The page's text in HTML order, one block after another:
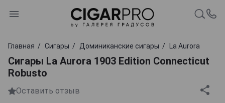
Главная Сигары Доминиканские сигары La Aurora
Сигары La Aurora 1903 Edition Connecticut
Robusto
Оставить отзыв